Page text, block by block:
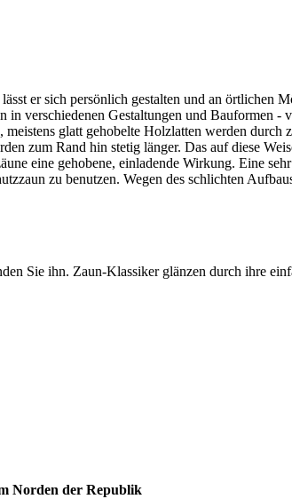
er sich persönlich gestalten und an örtlichen
verschiedenen Gestaltungen und Bauformen
glatt gehobelte Holzlatten werden
zum Rand hin stetig länger. Das auf diese
eine gehobene, einladende Wirkung. Eine
zu benutzen. Wegen des schlichten
Sie ihn. Zaun-Klassiker glänzen durch ihre
Norden der Republik